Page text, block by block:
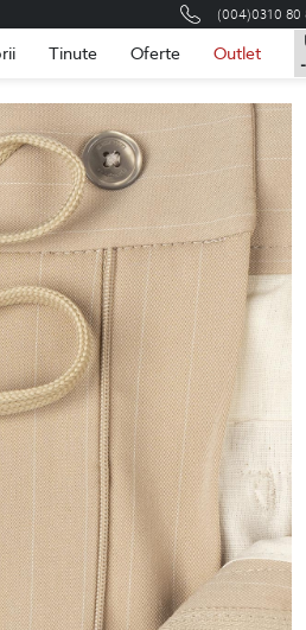
(004)0310 80
Tinute Oferte Outlet
Romana